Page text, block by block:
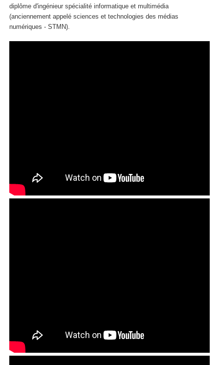
diplôme d'ingénieur spécialité informatique et multimédia
(anciennement appelé sciences et technologies des médias
numériques - STMN).